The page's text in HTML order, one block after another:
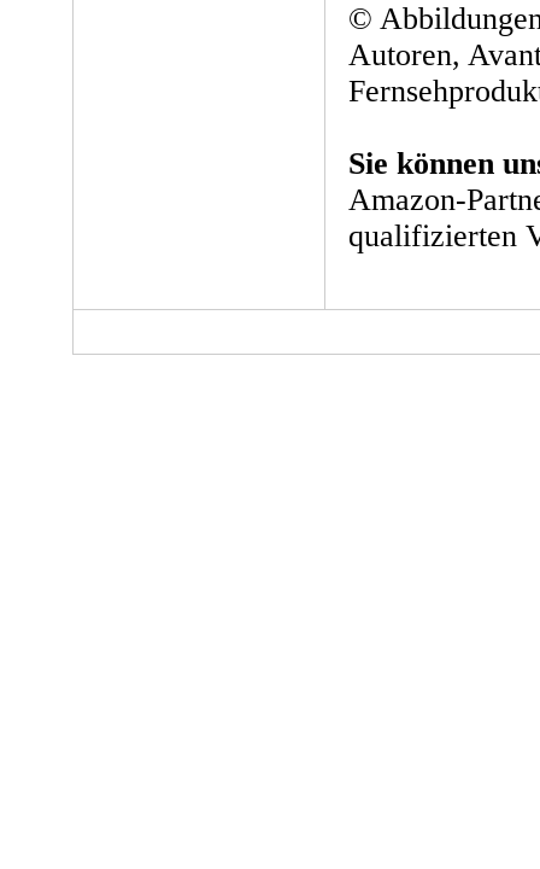
©
Autoren,
Sie können
Amazon-
qualifizierten